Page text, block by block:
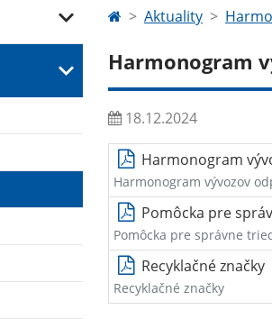
Aktuality
Harmonogram
18.12.2024
Harmonogram
Harmonogram vývozov
Pomôcka pre
Pomôcka pre správne
Recyklačné značky
Recyklačné značky